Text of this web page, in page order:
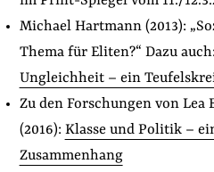
Michael Hartmann (2013):
Thema für Eliten?“ Dazu auch:
Ungleichheit – ein
Zu den Forschungen von Lea
(2016): Klasse und Politik –
Zusammenhang